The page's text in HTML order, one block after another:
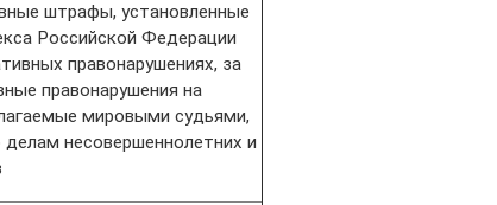
штрафы, установленные
Российской Федерации
правонарушениях, за
правонарушения на
мировыми судьями,
несовершеннолетних и